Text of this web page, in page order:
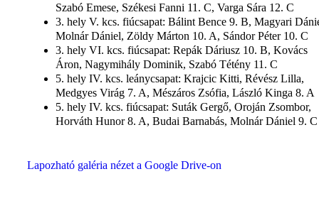
Szabó Emese, Székesi Fanni 11. C, Varga Sára 12. C
3. hely V. kcs. fiúcsapat: Bálint Bence 9. B, Magyari
Molnár Dániel, Zöldy Márton 10. A, Sándor Péter 10. C
3. hely VI. kcs. fiúcsapat: Repák Dáriusz 10. B, Kovács
Áron, Nagymihály Dominik, Szabó Tétény 11. C
5. hely IV. kcs. leánycsapat: Krajcic Kitti, Révész Lilla,
Medgyes Virág 7. A, Mészáros Zsófia, László Kinga 8. A
5. hely IV. kcs. fiúcsapat: Suták Gergő, Oroján Zsombor,
Horváth Hunor 8. A, Budai Barnabás, Molnár Dániel 9. C
Lapozható galéria nézet a Google Drive-on